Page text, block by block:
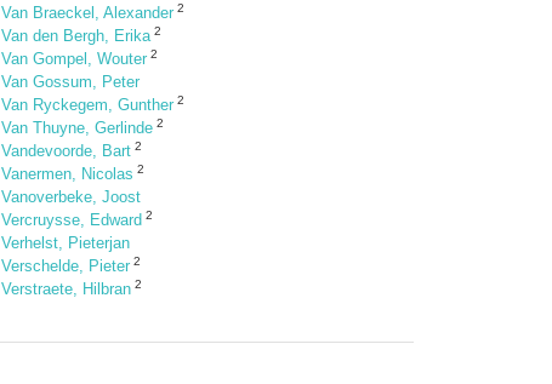
Van Braeckel, Alexander 2
Van den Bergh, Erika 2
Van Gompel, Wouter 2
Van Gossum, Peter
Van Ryckegem, Gunther 2
Van Thuyne, Gerlinde 2
Vandevoorde, Bart 2
Vanermen, Nicolas 2
Vanoverbeke, Joost
Vercruysse, Edward 2
Verhelst, Pieterjan
Verschelde, Pieter 2
Verstraete, Hilbran 2